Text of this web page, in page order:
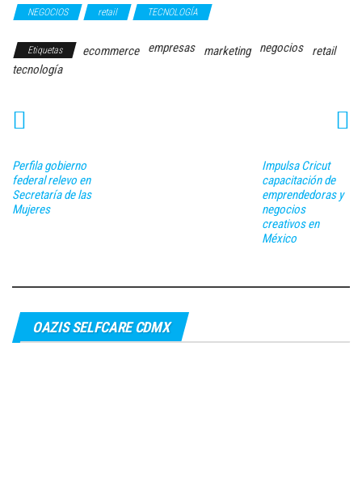
NEGOCIOS
retail TECNOLOGÍA
Etiquetas ecommerce empresas marketing negocios
retail
tecnología
Perfila gobierno
federal relevo en
Secretaría de las
Mujeres
Impulsa Cricut
capacitación de
emprendedoras y
negocios
creativos en
México
OAZIS SELFCARE CDMX